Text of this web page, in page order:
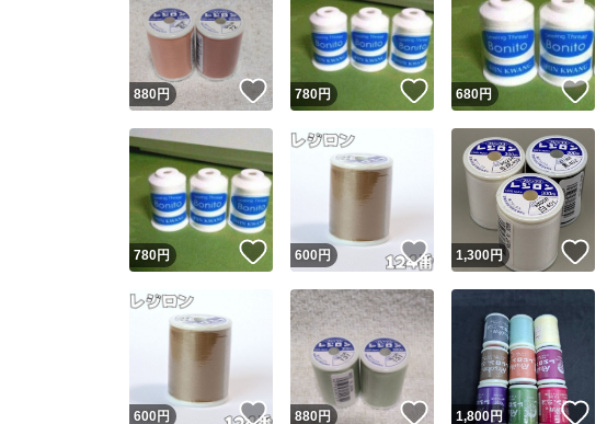
Yahoo!フリマが定めた一
安心取引出品者
安心取引出品者
取引実績
取引実績◯+
他フリマ実績◯+
商品画像の 無断転
880円 いいね！
780円 いいね！
680円
780円 いいね！
600 円 いいね！
1,300円
600 円 いいね！
880円 いいね！
1,800円